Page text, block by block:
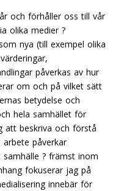
och förhåller oss till vår
olika medier ?
nya (till exempel olika
påverkas av hur
om och på vilket sätt
betydelse och
hela samhället för
att beskriva och förstå
påverkar
? främst inom
fokuserar jag på
innebär för